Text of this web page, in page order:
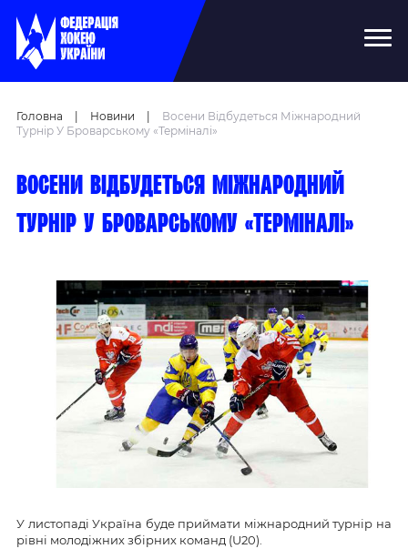
Головна Новини
Восени Відбудеться Міжнародний
Турнір У Броварському «Терміналі»
Восени відбудеться міжнародний
турнір у броварському «Терміналі»
У листопаді Україна буде приймати міжнародний турнір на
рівні молодіжних збірних команд (U20).